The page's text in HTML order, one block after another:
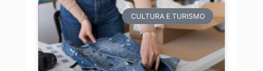
CULTURA E TURISMO